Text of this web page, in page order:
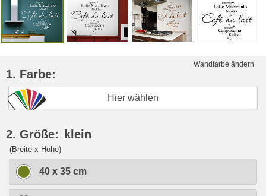
Wandfarbe ändern
1. Farbe:
Hier wählen
2. Größe: klein
(Breite x Höhe)
40 x 35 cm